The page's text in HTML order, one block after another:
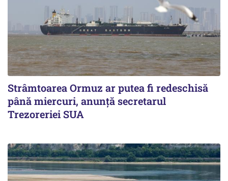
Strâmtoarea Ormuz ar putea fi redeschisă
până miercuri, anunță secretarul
Trezoreriei SUA